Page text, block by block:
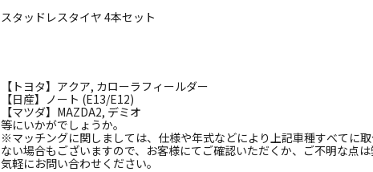
スタッドレスタイヤ 4本セット
【トヨタ】アクア, カローラフィールダー
【日産】ノート (E13/E12)
【マツダ】MAZDA2, デミオ
等にいかがでしょうか。
※マッチングに関しましては、仕様や年式などにより上記車種すべてに
ない場合もございますので、お客様にてご確認いただくか、ご不明な点
気軽にお問い合わせください。